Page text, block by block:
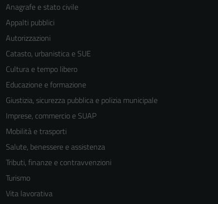
Anagrafe e stato civile
Appalti pubblici
Autorizzazioni
Catasto, urbanistica e SUE
Cultura e tempo libero
Educazione e formazione
Giustizia, sicurezza pubblica e polizia municipale
Imprese, commercio e SUAP
Mobilità e trasporti
Salute, benessere e assistenza
Tributi, finanze e contravvenzioni
Turismo
Vita lavorativa